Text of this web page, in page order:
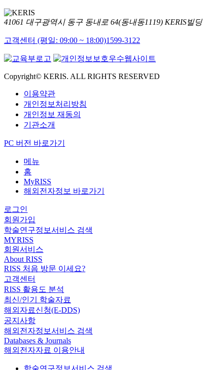
41061 대구광역시 동구 동내로 64(동내동1119) KERIS빌딩
고객센터 (평일: 09:00 ~ 18:00)1599-3122
Copyright© KERIS. ALL RIGHTS RESERVED
이용약관
개인정보처리방침
개인정보 재동의
기관소개
PC 버전 바로가기
메뉴
홈
MyRISS
해외전자정보 바로가기
로그인
회원가입
학술연구정보서비스 검색
MYRISS
회원서비스
About RISS
RISS 처음 방문 이세요?
고객센터
RISS 활용도 분석
최신/인기 학술자료
해외자료신청(E-DDS)
공지사항
해외전자정보서비스 검색
Databases & Journals
해외전자자료 이용안내